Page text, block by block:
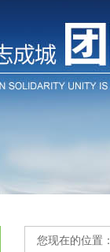
您现在的位置：